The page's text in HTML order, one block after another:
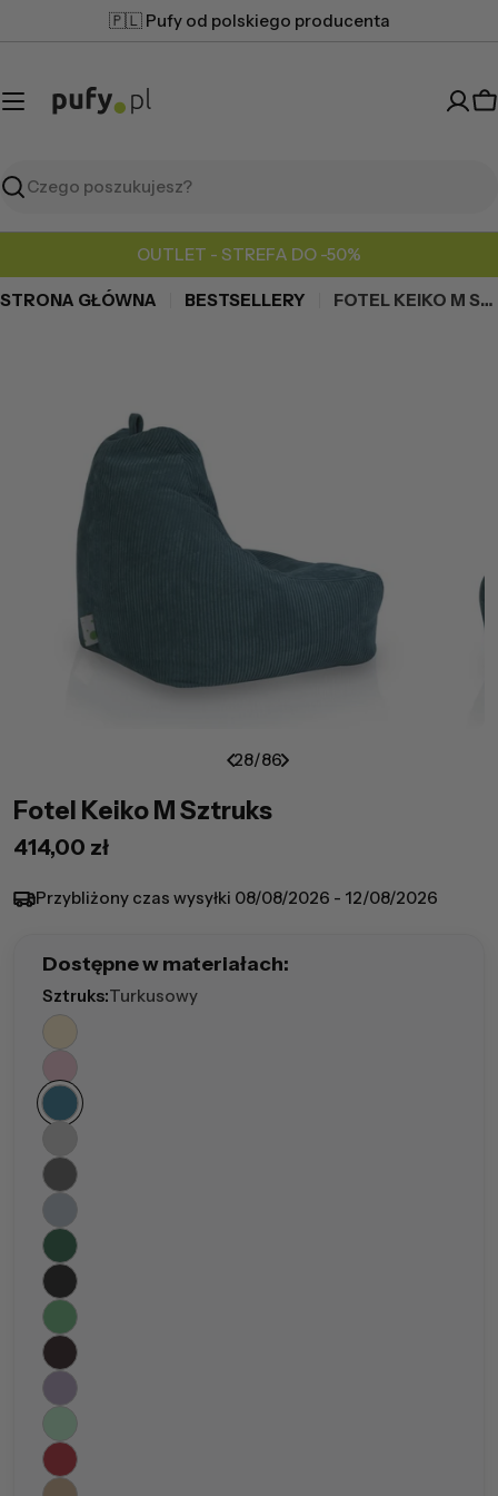
do
🇵🇱 Pufy od polskiego producenta
Szukaj
OUTLET - STREFA DO -50%
STRONA GŁÓWNA BESTSELLERY FOTEL KEIKO M SZTRUKS
produkcie
28/86
Fotel Keiko M Sztruks
Cena
414,00 zł
Przybliżony czas wysyłki 08/08/2026 - 12/08/2026
Dostępne w materiałach:
Sztruks:Turkusowy